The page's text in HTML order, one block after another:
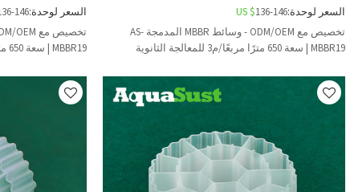
السعر لوحدة:
US $136-146
تخصيص مع ODM/OEM - وسائط MBBR المدمجة AS-
MBBR19 | سعة 650 مترًا مربعًا/م3 للمعالجة الثانوية
السعر لوحدة:146
MBBR19 | سعة 650 مترًا مربعًا/م3 للمعالجة الثانوية